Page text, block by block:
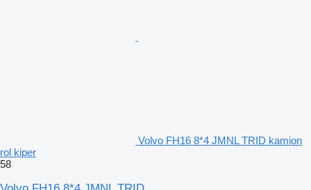
Volvo FH16 8*4 JMNL TRID kamion
rol kiper
58